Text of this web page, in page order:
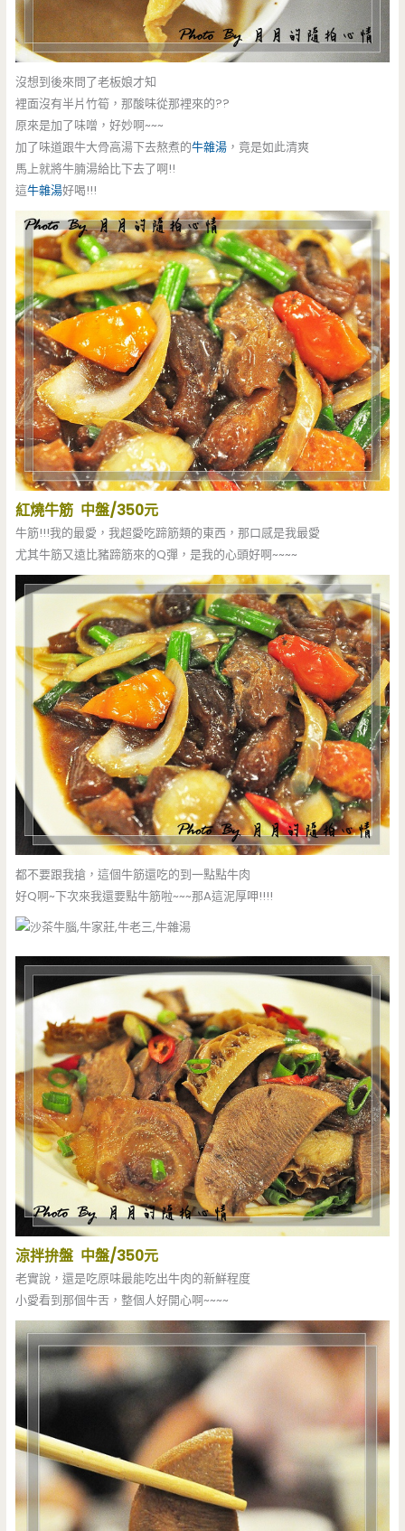
沒想到後來問了老板娘才知
裡面沒有半片竹筍，那酸味從那裡來的??
原來是加了味噌，好妙啊~~~
加了味道跟牛大骨高湯下去熬煮的牛雜湯 ，竟是如此清爽
馬上就將牛腩湯給比下去了啊!!
這牛雜湯好喝!!!
紅燒牛筋 中盤/350元
牛筋!!!我的最愛，我超愛吃蹄筋類的東西，那口感是我最愛
尤其牛筋又遠比豬蹄筋來的Q彈，是我的心頭好啊~~~~
都不要跟我搶，這個牛筋還吃的到一點點牛肉
好Q啊~下次來我還要點牛筋啦~~~那A這泥厚呷!!!!
涼拌拚盤 中盤/350元
老實說，還是吃原味最能吃出牛肉的新鮮程度
小愛看到那個牛舌，整個人好開心啊~~~~